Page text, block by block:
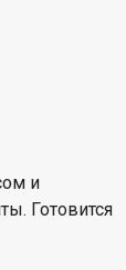
и
Готовится